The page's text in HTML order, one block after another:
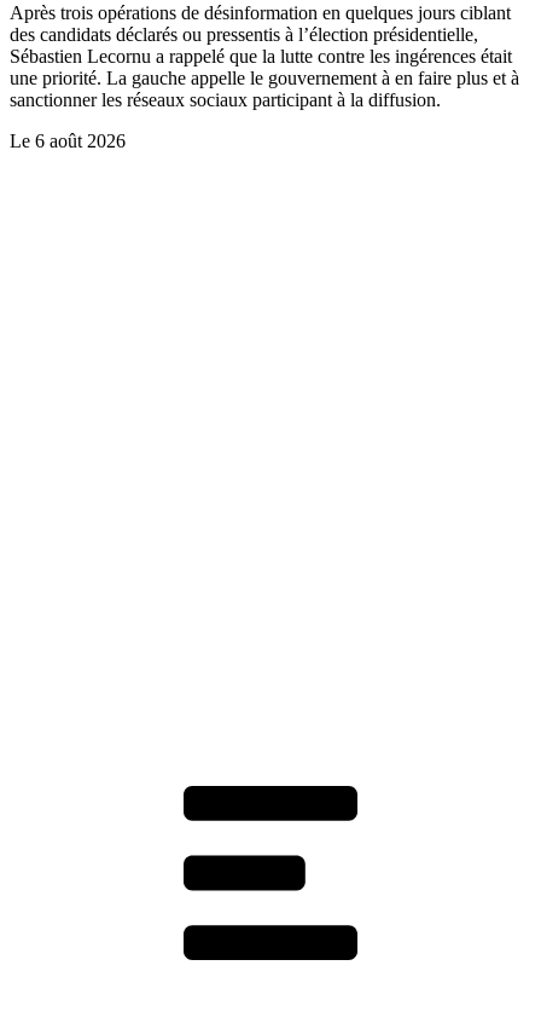
Après trois opérations de désinformation en quelques jours ciblant
des candidats déclarés ou pressentis à l’élection présidentielle,
Sébastien Lecornu a rappelé que la lutte contre les ingérences était
une priorité. La gauche appelle le gouvernement à en faire plus et à
sanctionner les réseaux sociaux participant à la diffusion.
Le 6 août 2026